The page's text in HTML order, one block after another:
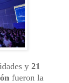
y 21
fueron la